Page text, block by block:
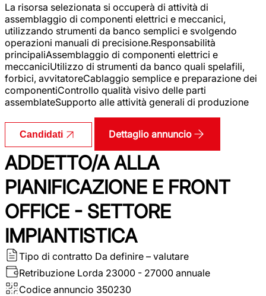
La risorsa selezionata si occuperà di attività di
assemblaggio di componenti elettrici e meccanici,
utilizzando strumenti da banco semplici e svolgendo
operazioni manuali di precisione.Responsabilità
principaliAssemblaggio di componenti elettrici e
meccaniciUtilizzo di strumenti da banco quali spelafili,
forbici, avvitatoreCablaggio semplice e preparazione dei
componentiControllo qualità visivo delle parti
assemblateSupporto alle attività generali di produzione
Candidati Dettaglio annuncio
ADDETTO/A ALLA
PIANIFICAZIONE E FRONT
OFFICE - SETTORE
IMPIANTISTICA
Tipo di contratto Da definire – valutare
Retribuzione Lorda 23000 - 27000 annuale
Codice annuncio 350230